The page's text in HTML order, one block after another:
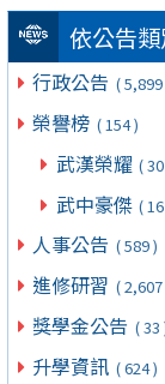
依公告
行政公告 ( 5,899
榮譽榜 ( 154 )
武漢榮耀 (
武中豪傑 (
人事公告 ( 589 )
進修研習 ( 2,607
獎學金公告 ( 33
升學資訊 ( 624 )